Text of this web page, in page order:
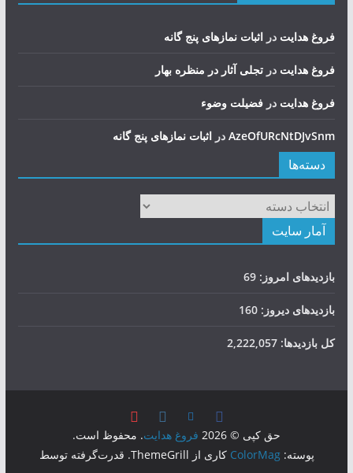
فروغ هدایت در اثبات نمازهای پنج گانه
فروغ هدایت در تجلی آثار در منظره بهار
فروغ هدایت در فضيلت وضوء
AzeOfURcNtDJvSnmدر اثبات نمازهای پنج گانه
دسته‌ها
دسته‌ها
آمار سایت
بازدیدهای امروز: 69
بازدیدهای دیروز: 160
کل بازدیدها: 2,222,057
حق کپی © 2026 فروغ هدایت. محفوظ است.
پوسته:ColorMag کاری از ThemeGrill. قدرت‌گرفته توسط